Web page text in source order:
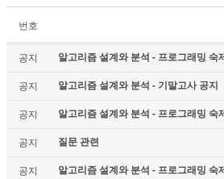
번호
공지 알고리즘 설계와 분석 - 프로그래밍 숙
공지 알고리즘 설계와 분석 - 기말고사 공지
공지 알고리즘 설계와 분석 - 프로그래밍
공지 질문 관련
공지 알고리즘 설계와 분석 - 프로그래밍